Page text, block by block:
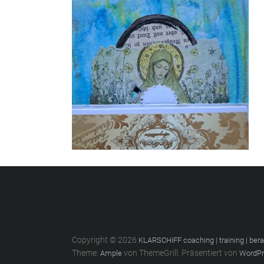
Copyright © 2026 KLARSCHIFF coaching | training |
Theme: Ample von ThemeGrill. Präsentiert von